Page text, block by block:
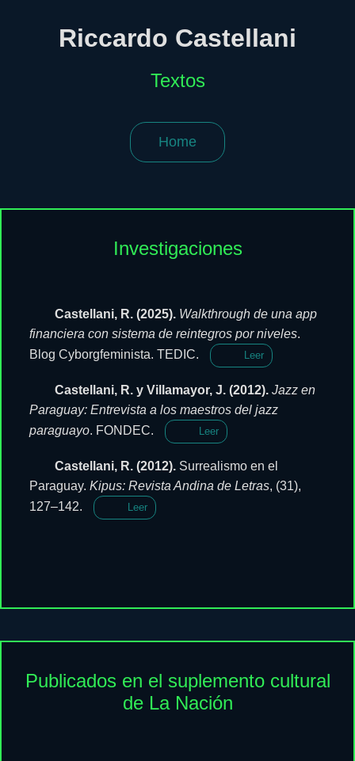
Riccardo Castellani
Textos
Home
Investigaciones
Castellani, R. (2025). Walkthrough de una app
financiera con sistema de reintegros por niveles.
Blog Cyborgfeminista. TEDIC.
Leer
Castellani, R. y Villamayor, J. (2012). Jazz en
Paraguay: Entrevista a los maestros del jazz
paraguayo. FONDEC. Leer
Castellani, R. (2012). Surrealismo en el
Paraguay. Kipus: Revista Andina de Letras, (31),
127–142.
Leer
Publicados en el suplemento cultural
de La Nación